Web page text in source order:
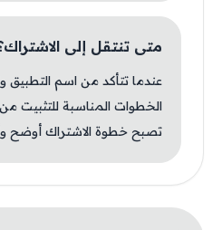
متى تنتقل إلى
عندما تتأكد من اسم التطبيق
الخطوات المناسبة للتثبيت
تصبح خطوة الاشتراك أوضح